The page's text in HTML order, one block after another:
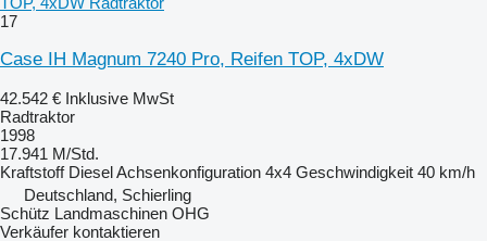
17
Case IH Magnum 7240 Pro, Reifen TOP, 4xDW
42.542 € Inklusive MwSt
Radtraktor
1998
17.941 M/Std.
Kraftstoff DieselAchsenkonfiguration 4x4 Geschwindigkeit 40 km/h
Deutschland, Schierling
Schütz Landmaschinen OHG
Verkäufer kontaktieren